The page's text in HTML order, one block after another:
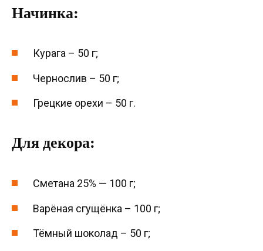
Начинка:
Курага – 50 г;
Чернослив – 50 г;
Грецкие орехи – 50 г.
Для декора:
Сметана 25% — 100 г;
Варёная сгущёнка – 100 г;
Тёмный шоколад – 50 г;